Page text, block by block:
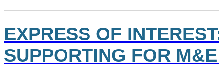
EXPRESS OF
SUPPORTING FOR